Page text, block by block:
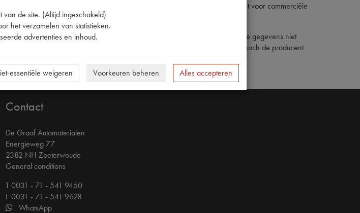
en andere beschermende wetten. De inhoud van deze website mag niet voor commerciële
bevat bovendien beelden die vallen onder het copyright van derden.
uitgever en producent kunnen echter de juistheid en nauwkeurigheid van de gegevens niet
uit het gebruik van deze website. Noch de verantwoordelijk uitgever, noch de producent
Contact
De Graaf Automaterialen
Energieweg 77
2382 NH Zoeterwoude
General conditions
T 0031 - 71 - 541 9450
F 0031 - 71 - 541 9628
WhatsApp
de site. (Altijd ingeschakeld)
het verzamelen van statistieken.
advertenties en inhoud.
essentiële weigeren Voorkeuren beheren Alles accepteren